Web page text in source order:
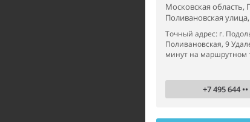
Московская область,
Поливановская
Точный адрес: г.
Поливановская, 9
минут на маршрутном
+7 495 644 ••